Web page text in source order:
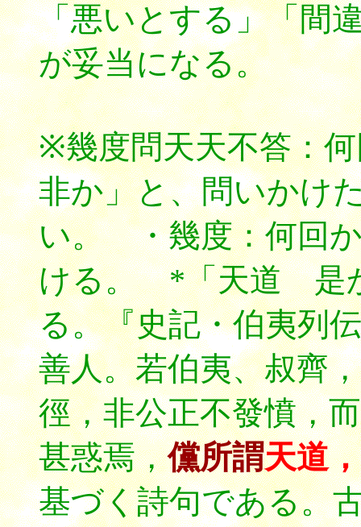
「悪いとする」「間
が妥当になる。
※幾度問天天不答：
非か」と、問いかけ
い。 ・幾度：何回
ける。 *「天道 是
る。『史記・伯夷列
善人。若伯夷、叔齊
徑，非公正不發憤，
甚惑焉，儻所謂天道
基づく詩句である。